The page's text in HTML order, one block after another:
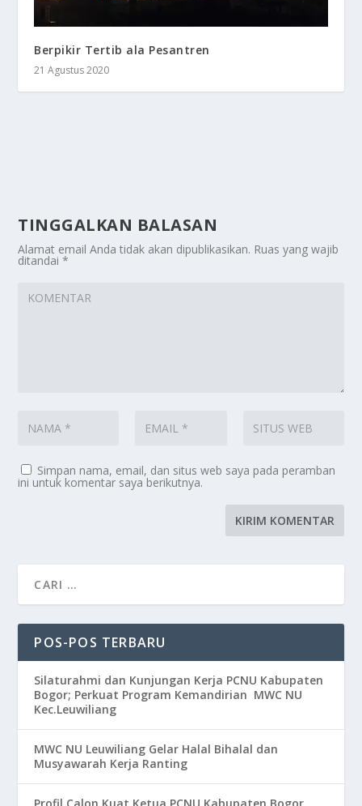
Berpikir Tertib ala Pesantren
21 Agustus 2020
TINGGALKAN BALASAN
Alamat email Anda tidak akan dipublikasikan. Ruas yang wajib
ditandai*
Simpan nama, email, dan situs web saya pada peramban
ini untuk komentar saya berikutnya.
POS-POS TERBARU
Silaturahmi dan Kunjungan Kerja PCNU Kabupaten
Bogor; Perkuat Program Kemandirian MWC NU
Kec.Leuwiliang
MWC NU Leuwiliang Gelar Halal Bihalal dan
Musyawarah Kerja Ranting